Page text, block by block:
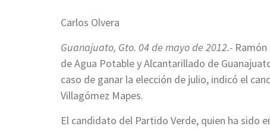
Carlos Olvera
Guanajuato, Gto. 04 de mayo de 2012.-
de Agua Potable y Alcantarillado de
caso de ganar la elección de julio, indicó el
Villagómez Mapes.
El candidato del Partido Verde, quien ha sido